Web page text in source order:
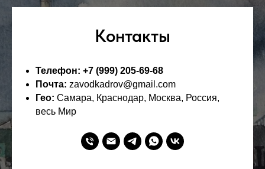
Контакты
Телефон: +7 (999) 205-69-68
Почта: zavodkadrov@gmail.com
Гео: Самара, Краснодар, Москва, Россия,
весь Мир